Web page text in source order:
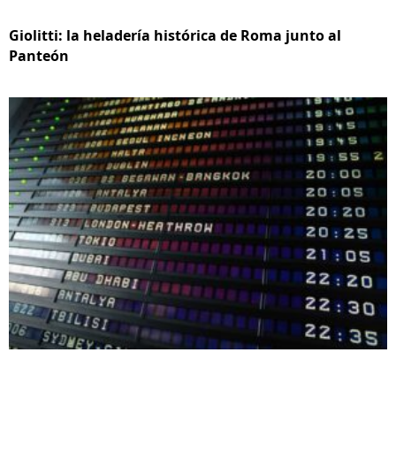
Giolitti: la heladería histórica de Roma junto al
Panteón